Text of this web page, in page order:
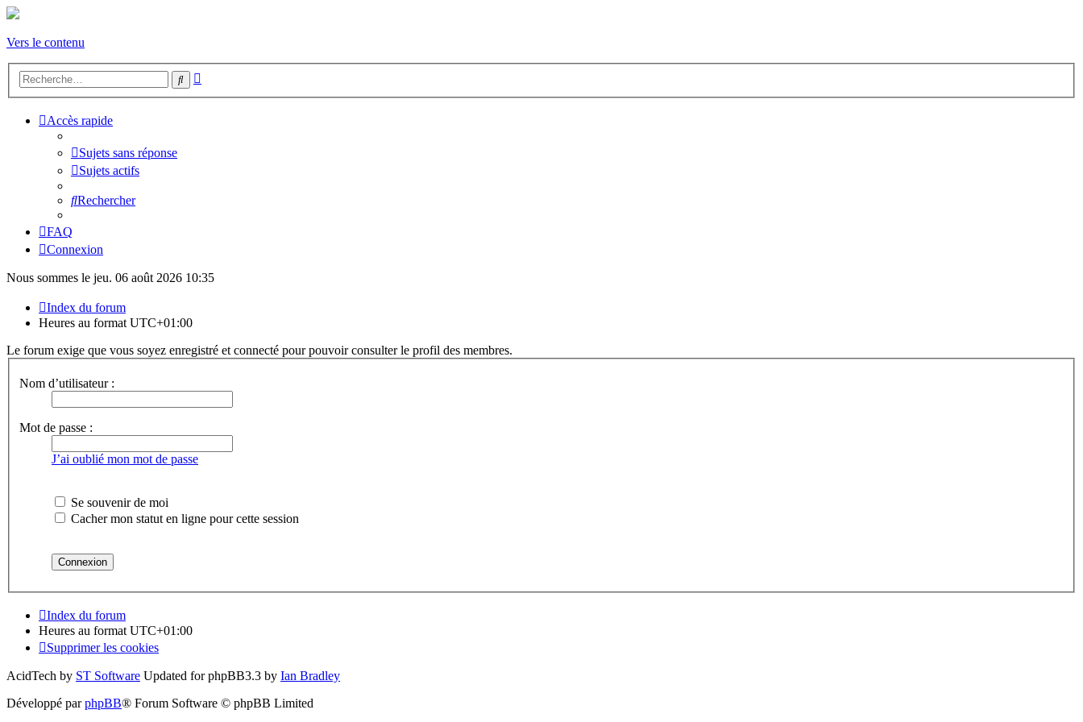
Vers le contenu
Rechercher
Accès rapide
Sujets sans réponse
Sujets actifs
Rechercher
FAQ
Connexion
Nous sommes le jeu. 06 août 2026 10:35
Index du forum
Heures au format UTC+01:00
Le forum exige que vous soyez enregistré et connecté pour pouvoir consulter le profil des membres.
Nom d’utilisateur :
Mot de passe :
J’ai oublié mon mot de passe
Se souvenir de moi
Cacher mon statut en ligne pour cette session
Index du forum
Heures au format UTC+01:00
Supprimer les cookies
AcidTech by ST Software Updated for phpBB3.3 by Ian Bradley
Développé parphpBB® Forum Software © phpBB Limited